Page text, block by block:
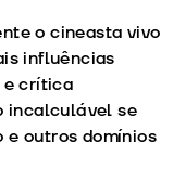
o cineasta vivo
influências
e crítica
incalculável se
e outros domínios